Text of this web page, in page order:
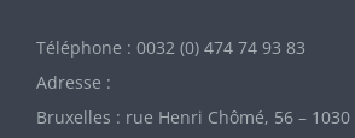
Téléphone : 0032 (0) 474 74 93 83
Adresse :
Bruxelles : rue Henri Chômé, 56 –